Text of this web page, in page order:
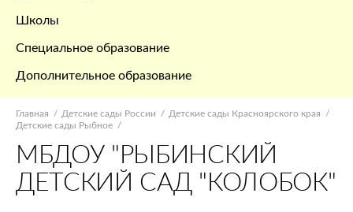
Школы
Специальное образование
Дополнительное образование
Главная Детские сады России
Детские сады Красноярского края
Детские сады Рыбное
МБДОУ "РЫБИНСКИЙ
ДЕТСКИЙ САД "КОЛОБОК"